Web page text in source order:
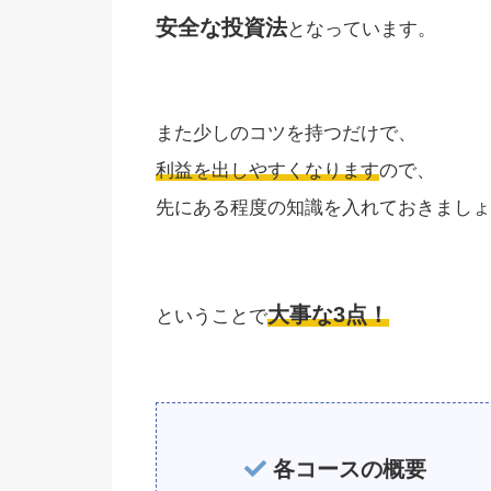
安全な投資法となっています。
また少しのコツを持つだけで、
利益を出しやすくなりますので、
先にある程度の知識を入れておきまし
ということで大事な3点！
各コースの概要